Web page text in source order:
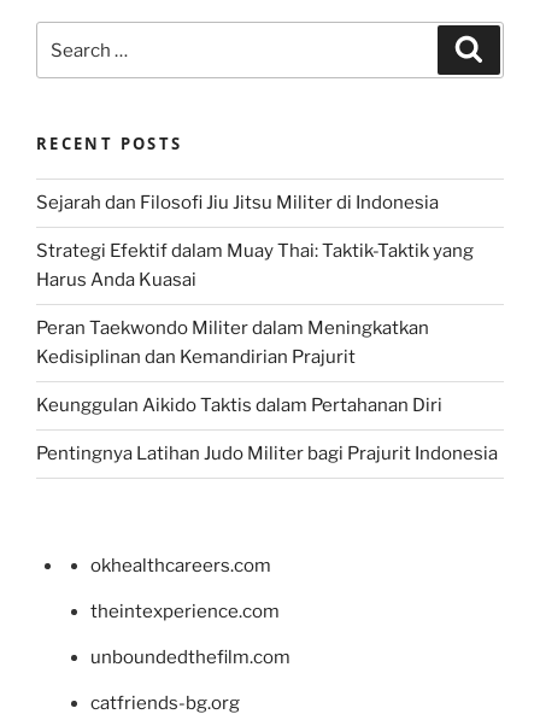
for:
RECENT POSTS
Sejarah dan Filosofi Jiu Jitsu Militer di Indonesia
Strategi Efektif dalam Muay Thai: Taktik-Taktik yang
Harus Anda Kuasai
Peran Taekwondo Militer dalam Meningkatkan
Kedisiplinan dan Kemandirian Prajurit
Keunggulan Aikido Taktis dalam Pertahanan Diri
Pentingnya Latihan Judo Militer bagi Prajurit Indonesia
okhealthcareers.com
theintexperience.com
unboundedthefilm.com
catfriends-bg.org